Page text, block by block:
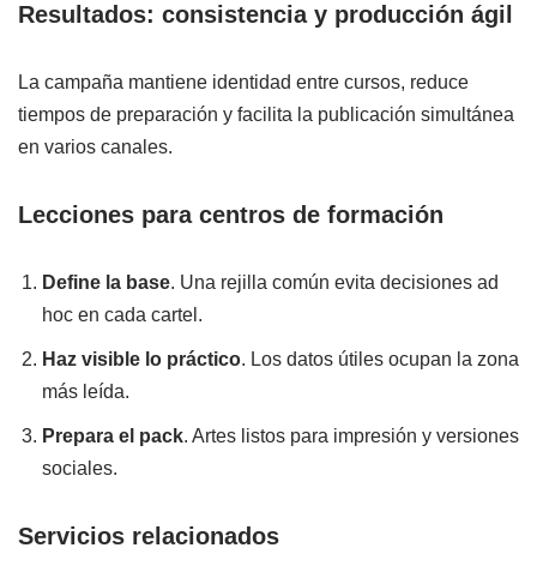
Resultados: consistencia y producción ágil
La campaña mantiene identidad entre cursos, reduce
tiempos de preparación y facilita la publicación simultánea
en varios canales.
Lecciones para centros de formación
Define la base. Una rejilla común evita decisiones ad
hoc en cada cartel.
Haz visible lo práctico. Los datos útiles ocupan la zona
más leída.
Prepara el pack. Artes listos para impresión y versiones
sociales.
Servicios relacionados